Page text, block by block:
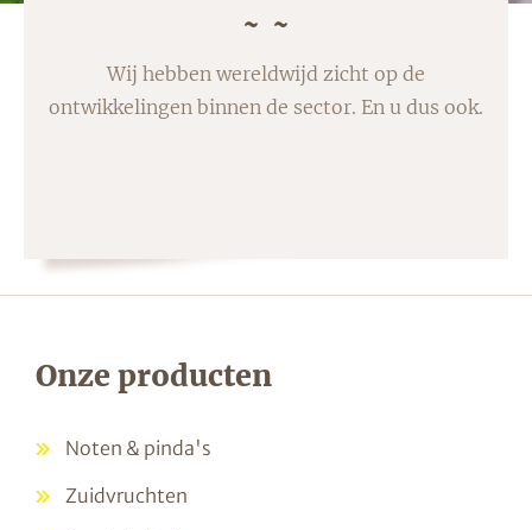
Wij hebben wereldwijd zicht op de
ontwikkelingen binnen de sector. En u dus ook.
Onze producten
Noten & pinda's
Zuidvruchten